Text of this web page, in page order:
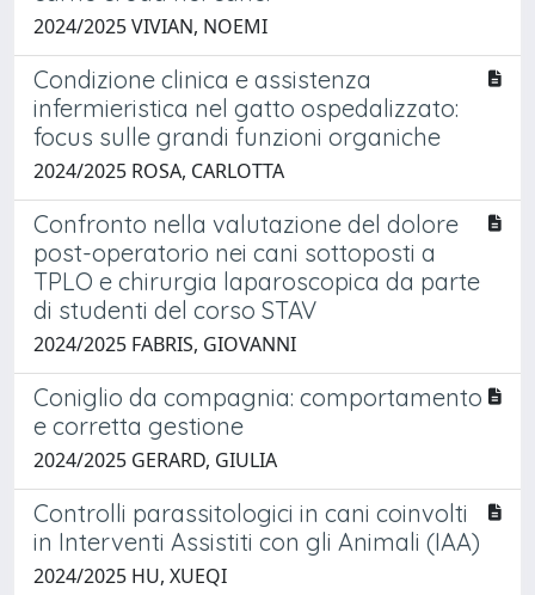
2024/2025 VIVIAN, NOEMI
Condizione clinica e assistenza
infermieristica nel gatto ospedalizzato:
focus sulle grandi funzioni organiche
2024/2025 ROSA, CARLOTTA
Confronto nella valutazione del dolore
post-operatorio nei cani sottoposti a
TPLO e chirurgia laparoscopica da parte
di studenti del corso STAV
2024/2025 FABRIS, GIOVANNI
Coniglio da compagnia: comportamento
e corretta gestione
2024/2025 GERARD, GIULIA
Controlli parassitologici in cani coinvolti
in Interventi Assistiti con gli Animali (IAA)
2024/2025 HU, XUEQI